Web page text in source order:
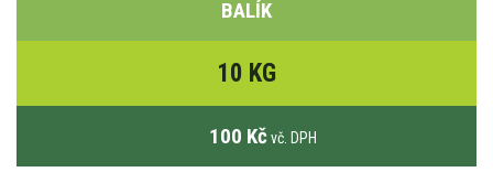
BALÍK
10 KG
100 Kč vč. DPH